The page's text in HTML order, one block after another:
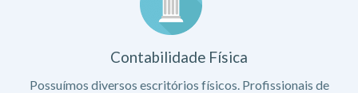
Contabilidade Física
Possuímos diversos escritórios físicos. Profissionais de